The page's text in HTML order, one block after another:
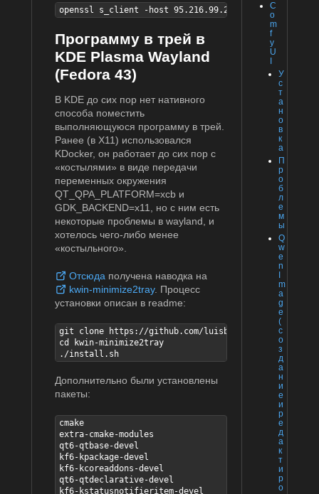
C
o
m
f
y
U
У
с
т
а
н
о
в
к
а
П
р
о
б
л
е
м
ы
Q
w
e
n
m
a
g
e
(
с
о
з
д
а
н
и
е
и
р
е
д
а
к
т
и
р
о
openssl s_client -host 95.216.99.249 -port 853 2>/
Программу в трей в
KDE Plasma Wayland
(Fedora 43)
В KDE до сих пор нет нативного
способа поместить
выполняющуюся программу в трей.
Ранее (в X11) использовался
KDocker, он работает до сих пор с
«костылями» в виде передачи
переменных окружения
QT_QPA_PLATFORM=xcb и
GDK_BACKEND=x11, но с ним есть
некоторые проблемы в wayland, и
хотелось чего-либо менее
«костыльного».
Отсюда получена наводка на
kwin-minimize2tray. Процесс
установки описан в readme:
git clone https://github.com/luisbocanegra/kwin-
cd kwin-minimize2tray
./install.sh
Дополнительно были установлены
пакеты:
cmake
extra-cmake-modules
qt6-qtbase-devel
kf6-kpackage-devel
kf6-kcoreaddons-devel
qt6-qtdeclarative-devel
kf6-kstatusnotifieritem-devel